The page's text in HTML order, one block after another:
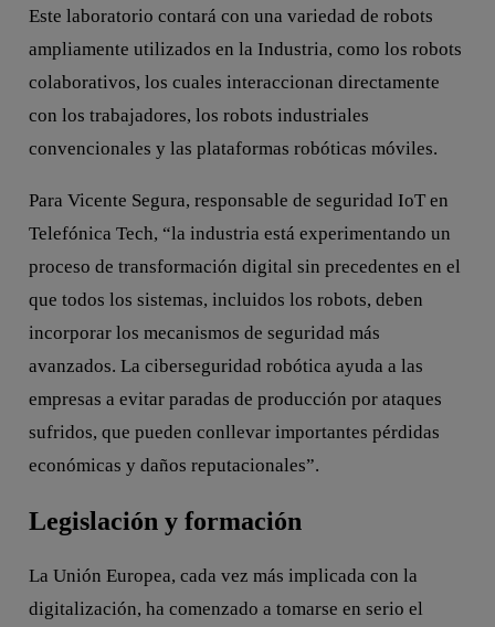
Este laboratorio contará con una variedad de robots
ampliamente utilizados en la Industria, como los robots
colaborativos, los cuales interaccionan directamente
con los trabajadores, los robots industriales
convencionales y las plataformas robóticas móviles.
Para Vicente Segura, responsable de seguridad IoT en
Telefónica Tech, “la industria está experimentando un
proceso de transformación digital sin precedentes en el
que todos los sistemas, incluidos los robots, deben
incorporar los mecanismos de seguridad más
avanzados. La ciberseguridad robótica ayuda a las
empresas a evitar paradas de producción por ataques
sufridos, que pueden conllevar importantes pérdidas
económicas y daños reputacionales”.
Legislación y formación
La Unión Europea, cada vez más implicada con la
digitalización, ha comenzado a tomarse en serio el